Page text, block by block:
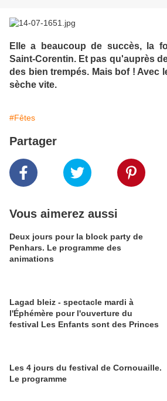
Elle a beaucoup de succès, la
Saint-Corentin. Et pas qu'auprès
des bien trempés. Mais bof ! Avec
sèche vite.
#Fêtes
Partager
Vous aimerez aussi
Deux jours pour la block party de
Penhars. Le programme des
animations
Lagad bleiz - spectacle mardi à
l'Éphémère pour l'ouverture du
festival Les Enfants sont des Princes
Les 4 jours du festival de Cornouaille.
Le programme